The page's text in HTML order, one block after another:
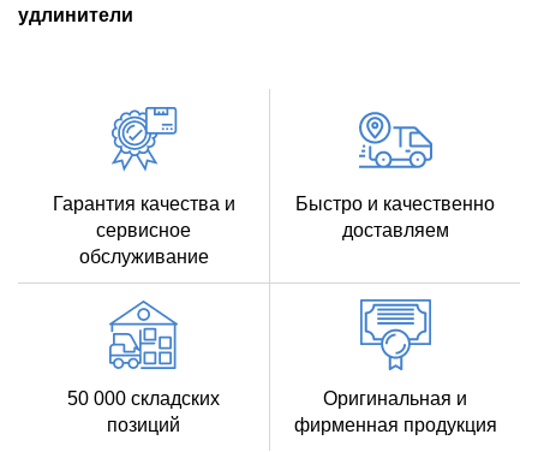
удлинители
Гарантия качества и
сервисное
обслуживание
Быстро и качественно
доставляем
50 000 складских
позиций
Оригинальная и
фирменная продукция